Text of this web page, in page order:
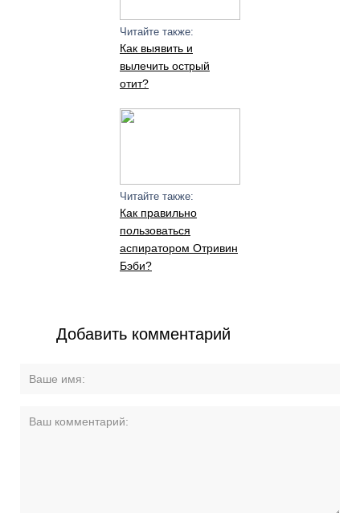
Читайте также:
Как выявить и
вылечить острый
отит?
Читайте также:
Как правильно
пользоваться
аспиратором Отривин
Бэби?
Добавить комментарий